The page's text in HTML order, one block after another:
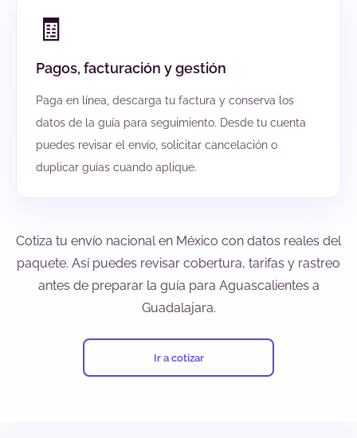
🧾
Pagos, facturación y gestión
Paga en línea, descarga tu factura y conserva los
datos de la guía para seguimiento. Desde tu cuenta
puedes revisar el envío, solicitar cancelación o
duplicar guías cuando aplique.
Cotiza tu envío nacional en México con datos reales del
paquete. Así puedes revisar cobertura, tarifas y rastreo
antes de preparar la guía para Aguascalientes a
Guadalajara.
Ir a cotizar